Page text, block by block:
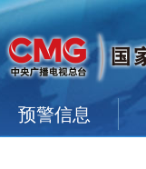
预警信息